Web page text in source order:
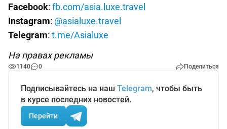
Facebook: fb.com/asia.luxe.travel
Instagram: @asialuxe.travel
Telegram: t.me/Asialuxe
На правах рекламы
1140 0 Поделиться
Подписывайтесь на наш Telegram, чтобы быть
в курсе последних новостей.
Перейти